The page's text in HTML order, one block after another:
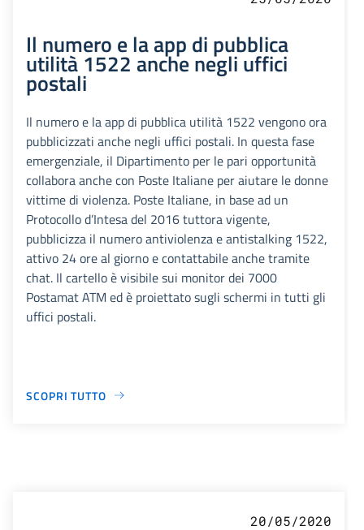
Il numero e la app di pubblica
utilità 1522 anche negli uffici
postali
Il numero e la app di pubblica utilità 1522 vengono ora
pubblicizzati anche negli uffici postali. In questa fase
emergenziale, il Dipartimento per le pari opportunità
collabora anche con Poste Italiane per aiutare le donne
vittime di violenza. Poste Italiane, in base ad un
Protocollo d’Intesa del 2016 tuttora vigente,
pubblicizza il numero antiviolenza e antistalking 1522,
attivo 24 ore al giorno e contattabile anche tramite
chat. Il cartello è visibile sui monitor dei 7000
Postamat ATM ed è proiettato sugli schermi in tutti gli
uffici postali.
SCOPRI TUTTO
20/05/2020